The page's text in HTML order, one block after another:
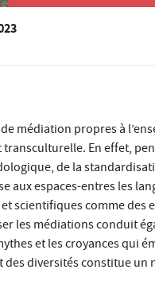
médiation propres à
En effet,
de la
aux espaces-entres les
scientifiques comme des
les médiations conduit
et les croyances qui
des diversités constitue